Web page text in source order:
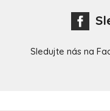
Sledujte nás na